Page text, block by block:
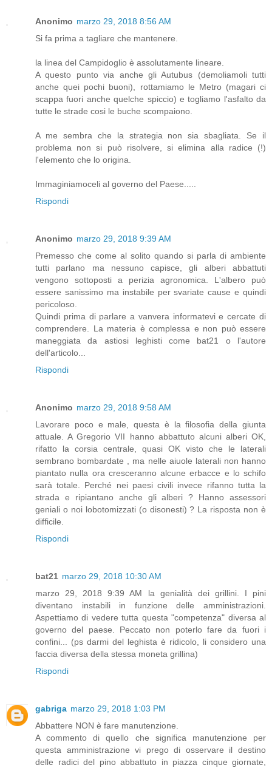
Anonimo marzo 29, 2018 8:56 AM
Si fa prima a tagliare che mantenere.
la linea del Campidoglio è assolutamente lineare.
A questo punto via anche gli Autubus (demoliamoli tutti
anche quei pochi buoni), rottamiamo le Metro (magari ci
scappa fuori anche quelche spiccio) e togliamo l'asfalto da
tutte le strade cosi le buche scompaiono.
A me sembra che la strategia non sia sbagliata. Se il
problema non si può risolvere, si elimina alla radice (!)
l'elemento che lo origina.
Immaginiamoceli al governo del Paese.....
Rispondi
Anonimo marzo 29, 2018 9:39 AM
Premesso che come al solito quando si parla di ambiente
tutti parlano ma nessuno capisce, gli alberi abbattuti
vengono sottoposti a perizia agronomica. L'albero può
essere sanissimo ma instabile per svariate cause e quindi
pericoloso.
Quindi prima di parlare a vanvera informatevi e cercate di
comprendere. La materia è complessa e non può essere
maneggiata da astiosi leghisti come bat21 o l'autore
dell'articolo...
Rispondi
Anonimo marzo 29, 2018 9:58 AM
Lavorare poco e male, questa è la filosofia della giunta
attuale. A Gregorio VII hanno abbattuto alcuni alberi OK,
rifatto la corsia centrale, quasi OK visto che le laterali
sembrano bombardate , ma nelle aiuole laterali non hanno
piantato nulla ora cresceranno alcune erbacce e lo schifo
sarà totale. Perché nei paesi civili invece rifanno tutta la
strada e ripiantano anche gli alberi ? Hanno assessori
geniali o noi lobotomizzati (o disonesti) ? La risposta non è
difficile.
Rispondi
bat21 marzo 29, 2018 10:30 AM
marzo 29, 2018 9:39 AM la genialità dei grillini. I pini
diventano instabili in funzione delle amministrazioni.
Aspettiamo di vedere tutta questa "competenza" diversa al
governo del paese. Peccato non poterlo fare da fuori i
confini... (ps darmi del leghista è ridicolo, li considero una
faccia diversa della stessa moneta grillina)
Rispondi
gabriga marzo 29, 2018 1:03 PM
Abbattere NON è fare manutenzione.
A commento di quello che significa manutenzione per
questa amministrazione vi prego di osservare il destino
delle radici del pino abbattuto in piazza cinque giornate,